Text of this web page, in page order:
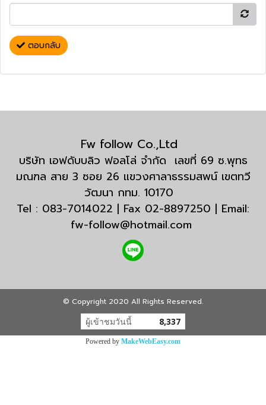
ตอบกลับ
Fw follow Co.,Ltd
บริษัท เอฟดับบลิว ฟอลโล่ จำกัด เลขที่ 69 ซ.พุทธ
มณฑล สาย 3 ซอย 26 แขวงศาลาธรรมสพน์ เขตทวี
วัฒนา กทม. 10170
Tel : 083-7014022 | Fax 02-8897250 | Email:
fw-follow@hotmail.com
© Copyright 2020 All Rights Reserved.
ผู้เข้าชมวันนี้ 8,337
Powered by MakeWebEasy.com